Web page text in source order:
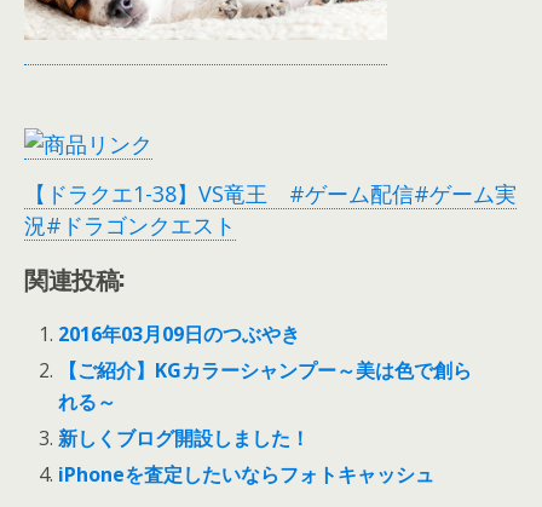
【ドラクエ1-38】VS竜王 #ゲーム配信#ゲーム実
況#ドラゴンクエスト
関連投稿:
2016年03月09日のつぶやき
【ご紹介】KGカラーシャンプー～美は色で創ら
れる～
新しくブログ開設しました！
iPhoneを査定したいならフォトキャッシュ